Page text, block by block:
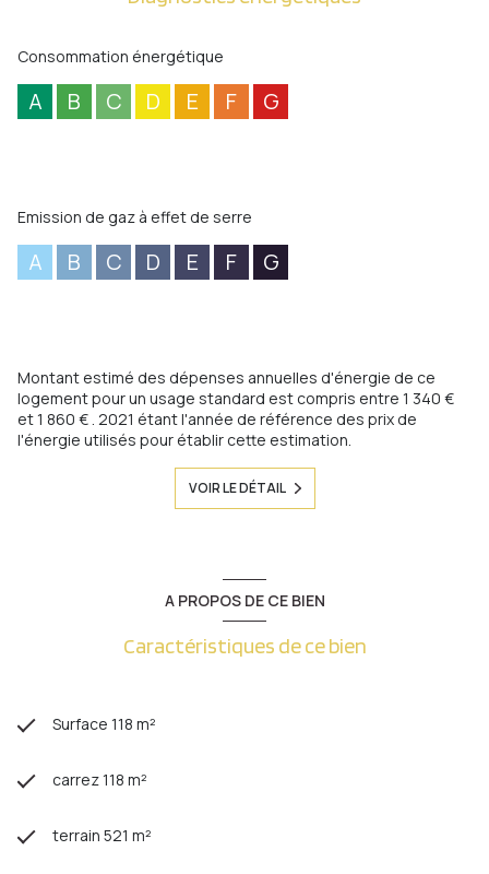
Consommation énergétique
A B C D E F G
Emission de gaz à effet de serre
A B C D E F G
Montant estimé des dépenses annuelles d'énergie de ce
logement pour un usage standard est compris entre 1 340 €
et 1 860 € . 2021 étant l'année de référence des prix de
l'énergie utilisés pour établir cette estimation.
VOIR LE DÉTAIL
A PROPOS DE CE BIEN
Caractéristiques de ce bien
Surface 118 m²
carrez 118 m²
terrain 521 m²